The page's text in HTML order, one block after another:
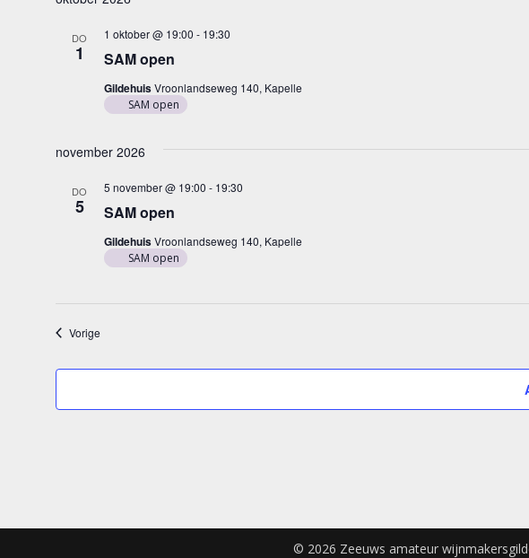
DO
1 SAM open
1 oktober @ 19:00 - 19:30
GildehuisVroonlandseweg 140, Kapelle
SAM open
november 2026
DO
5 SAM open
5 november @ 19:00 - 19:30
GildehuisVroonlandseweg 140, Kapelle
SAM open
VorigeEvenementen
© 2026 Zeeuws amateur